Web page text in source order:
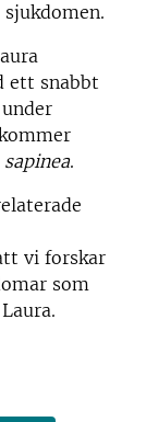
ett snabbt
sapinea.
vi forskar
som